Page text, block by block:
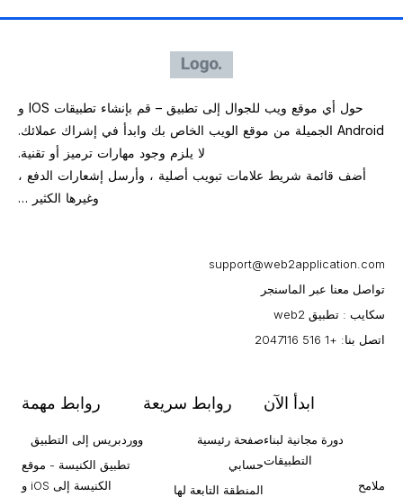
حول أي موقع ويب للجوال إلى تطبيق – قم بإنشاء تطبيقات IOS و
Android الجميلة من موقع الويب الخاص بك وابدأ في إشراك عملائك.
لا يلزم وجود مهارات ترميز أو تقنية.
أضف قائمة شريط علامات تبويب أصلية ، وأرسل إشعارات الدفع ،
وغيرها الكثير …
support@web2application.com
تواصل معنا عبر الماسنجر
سكايب : تطبيق web2
اتصل بنا: +1 516 2047116
ابدأ الآن
دورة مجانية لبناء
التطبيقات
ملامح
روابط سريعة
صفحة رئيسية
حسابي
المنطقة التابعة لها
روابط مهمة
ووردبريس إلى التطبيق
تطبيق الكنيسة - موقع
الكنيسة إلى iOS و